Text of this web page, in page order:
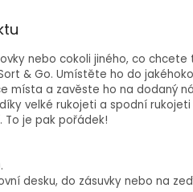
nebo cokoli jiného, ​​co
& Go. Umístěte ho do
místa a zavěste ho na dodaný
velké rukojeti a spodní
To je pak pořádek!
desku, do zásuvky nebo na